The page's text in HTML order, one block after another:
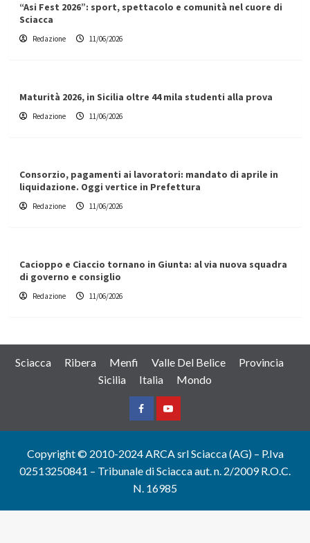
“Asi Fest 2026”: sport, spettacolo e comunità nel cuore di
Sciacca
Redazione 11/06/2026
Maturità 2026, in Sicilia oltre 44 mila studenti alla prova
Redazione 11/06/2026
Consorzio, pagamenti ai lavoratori: mandato di aprile in
liquidazione. Oggi vertice in Prefettura
Redazione 11/06/2026
Cacioppo e Ciaccio tornano in Giunta: al via nuova squadra
di governo e consiglio
Redazione 11/06/2026
Sciacca Ribera Menfi Valle Del Belice
Provincia
Sicilia
Italia Mondo
FacebookYountube
Copyright © 2010-2024 ARCA srl Sciacca (AG) – P.Iva
02513250841 – Tribunale di Sciacca aut. n. 2/2009 R.O.C.
N. 16985